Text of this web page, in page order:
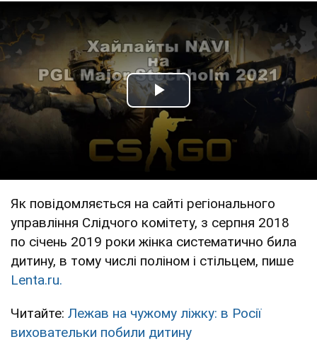
Play Video
Як повідомляється на сайті регіонального
управління Слідчого комітету, з серпня 2018
по січень 2019 роки жінка систематично била
дитину, в тому числі поліном і стільцем, пише
Lenta.ru.
Читайте: Лежав на чужому ліжку: в Росії
виховательки побили дитину